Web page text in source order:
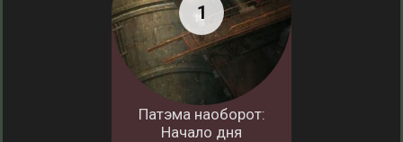
Патэма наоборот:
Начало дня